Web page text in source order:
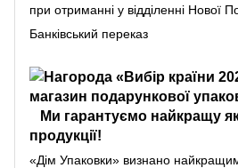
при отриманні у відділенні Нової
Банківський переказ
Ми гарантуємо найкращу
продукції!
«Дім Упаковки» визнано